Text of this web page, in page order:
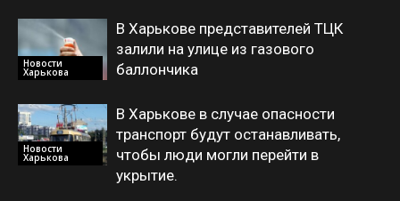
Новости
Харькова
В Харькове представителей ТЦК
залили на улице из газового
баллончика
Новости
Харькова
В Харькове в случае опасности
транспорт будут останавливать,
чтобы люди могли перейти в
укрытие.